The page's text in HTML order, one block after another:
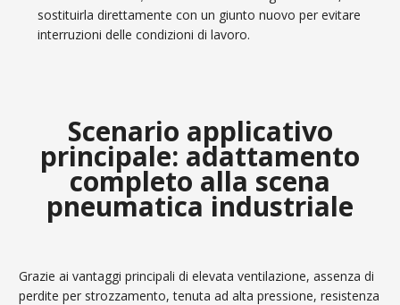
sostituirla direttamente con un giunto nuovo per evitare
interruzioni delle condizioni di lavoro.
Scenario applicativo
principale: adattamento
completo alla scena
pneumatica industriale
Grazie ai vantaggi principali di elevata ventilazione, assenza di
perdite per strozzamento, tenuta ad alta pressione, resistenza